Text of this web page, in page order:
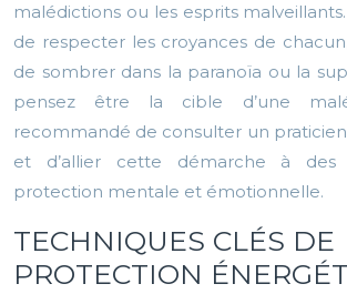
malédictions ou les esprits
de respecter les croyances de
de sombrer dans la paranoïa ou la
pensez être la cible d’une
recommandé de consulter un
et d’allier cette démarche à des
protection mentale et émotionnelle.
TECHNIQUES CLÉS DE
PROTECTION